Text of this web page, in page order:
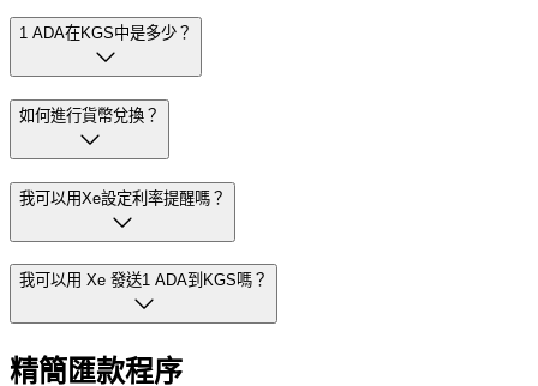
1 ADA在KGS中是多少？
如何進行貨幣兌換？
我可以用Xe設定利率提醒嗎？
我可以用 Xe 發送1 ADA到KGS嗎？
精簡匯款程序